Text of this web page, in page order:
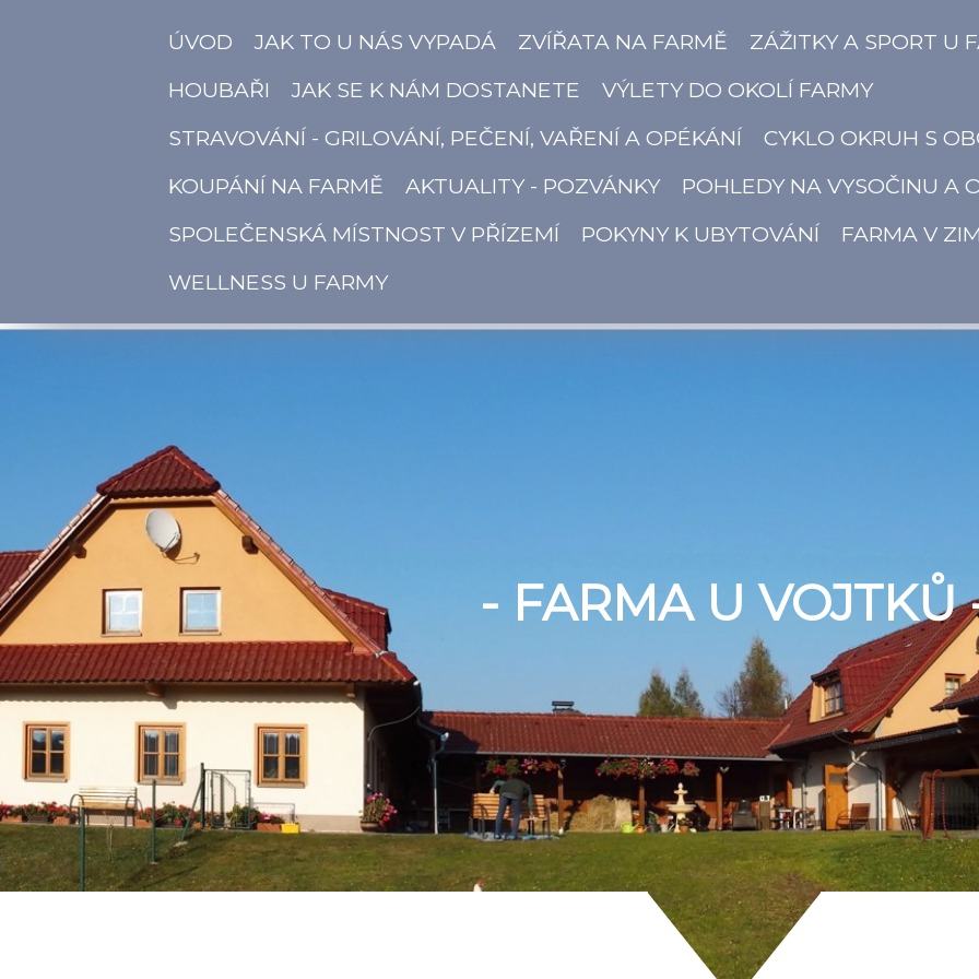
ÚVOD JAK TO U NÁS VYPADÁ ZVÍŘATA NA FARMĚ
ZÁŽITKY A SPORT U
HOUBAŘI
JAK SE K NÁM DOSTANETE
VÝLETY DO OKOLÍ FARMY
STRAVOVÁNÍ - GRILOVÁNÍ, PEČENÍ, VAŘENÍ A OPÉKÁNÍ
CYKLO OKRUH S
KOUPÁNÍ NA FARMĚ
AKTUALITY - POZVÁNKY
POHLEDY NA VYSOČINU A
SPOLEČENSKÁ MÍSTNOST V PŘÍZEMÍ
POKYNY K UBYTOVÁNÍ
FARMA V
WELLNESS U FARMY
- FARMA U VOJTKŮ